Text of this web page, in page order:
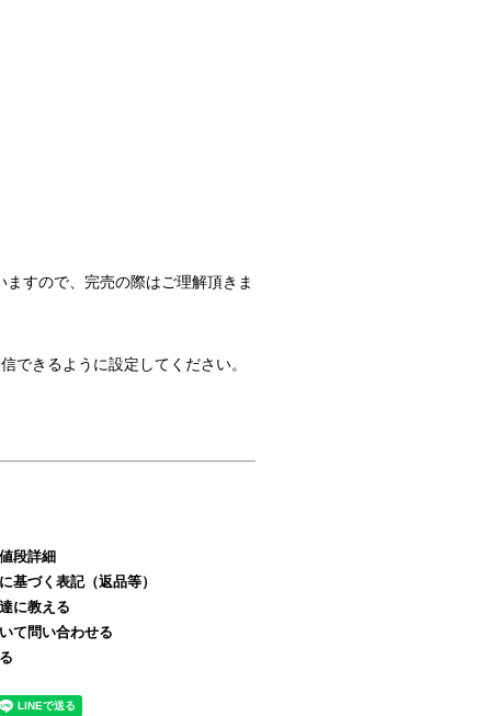
すので、完売の際はご理解頂きま
きるように設定してください。
段詳細
基づく表記（返品等）
に教える
て問い合わせる